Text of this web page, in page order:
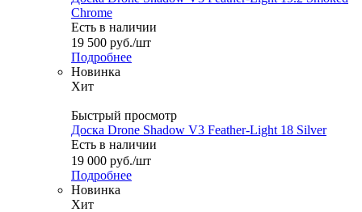
Chrome
Есть в наличии
19 500 руб./шт
Подробнее
Новинка
Хит
Быстрый просмотр
Доска Drone Shadow V3 Feather-Light 18 Silver
Есть в наличии
19 000 руб./шт
Подробнее
Новинка
Хит